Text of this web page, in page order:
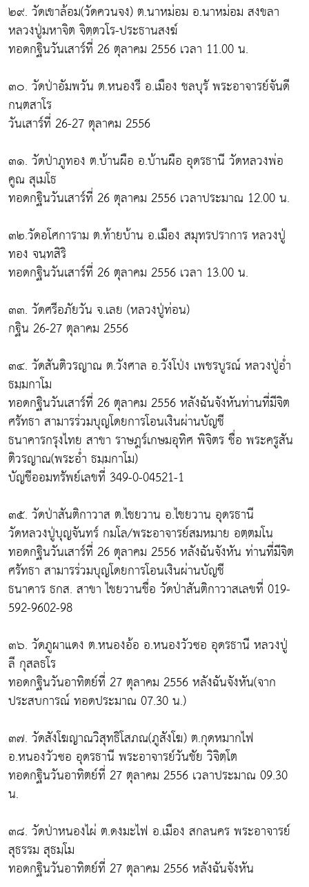
๒๙. วัดเขาล้อม(วัดควนจง) ต.นาหม่อม อ.นาหม่อม สงขลา
หลวงปู่มหาจิต จิตฺตวโร-ประธานสงฆ์
ทอดกฐินวันเสาร์ที่ 26 ตุลาคม 2556 เวลา 11.00 น.
๓๐. วัดป่าอัมพวัน ต.หนองรี อ.เมือง ชลบุรั พระอาจารย์จันดี
กนฺตสาโร
วันเสาร์ที่ 26-27 ตุลาคม 2556
๓๑. วัดป่าภูทอง ต.บ้านผือ อ.บ้านผือ อุดรธานี วัดหลวงพ่อ
คูณ สุเมโธ
ทอดกฐินวันเสาร์ที่ 26 ตุลาคม 2556 เวลาประมาณ 12.00 น.
๓๒.วัดอโศการาม ต.ท้ายบ้าน อ.เมือง สมุทรปราการ หลวงปู่
ทอง จนฺทสิริ
ทอดกฐินวันเสาร์ที่ 26 ตุลาคม 2556 เวลา 13.00 น.
๓๓. วัดศรีอภัยวัน จ.เลย (หลวงปู่ท่อน)
กฐิน 26-27 ตุลาคม 2556
๓๔. วัดสันติวรญาณ ต.วังศาล อ.วังโป่ง เพชรบูรณ์ หลวงปู่อ่ำ
ธมฺมกาโม
ทอดกฐินวันเสาร์ที่ 26 ตุลาคม 2556 หลังฉันจังหันท่านที่มีจิต
ศรัทธา สามารร่วมบุญโดยการโอนเงินผ่านบัญชี
ธนาคารกรุงไทย สาขา ราษฎร์เกษมอุทิศ พิจิตร ชื่อ พระครูสัน
ติวรญาณ(พระอ่ำ ธมฺมกาโม)
บัญชีออมทรัพย์เลขที่ 349-0-04521-1
๓๕. วัดป่าสันติกาวาส ต.ไชยวาน อ.ไชยวาน อุดรธานี
วัดหลวงปู่บุญจันทร์ กมโล/พระอาจารย์สมหมาย อตฺตมโน
ทอดกฐินวันเสาร์ที่ 26 ตุลาคม 2556 หลังฉันจังหัน ท่านที่มีจิต
ศรัทธา สามารร่วมบุญโดยการโอนเงินผ่านบัญชี
ธนาคาร ธกส. สาขา ไชยวานชื่อ วัดป่าสันติกาวาสเลขที่ 019-
592-9602-98
๓๖. วัดภูผาแดง ต.หนองอ้อ อ.หนองวัวซอ อุดรธานี หลวงปู่
ลี กุสลธโร
ทอดกฐินวันอาทิตย์ที่ 27 ตุลาคม 2556 หลังฉันจังหัน(จาก
ประสบการณ์ ทอดประมาณ 07.30 น.)
๓๗. วัดสังโฆญาณวิสุทธิโสภณ(ภูสังโฆ) ต.กุดหมากไฟ
อ.หนองวัวซอ อุดรธานี พระอาจารย์วันชัย วิจิตฺโต
ทอดกฐินวันอาทิตย์ที่ 27 ตุลาคม 2556 เวลาประมาณ 09.30
น.
๓๘. วัดป่าหนองไผ่ ต.ดงมะไฟ อ.เมือง สกลนคร พระอาจารย์
สุธรรม สุธมฺโม
ทอดกฐินวันอาทิตย์ที่ 27 ตุลาคม 2556 หลังฉันจังหัน